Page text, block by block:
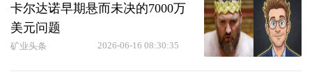
卡尔达诺早期悬而未决的7000万
美元问题
矿业头条 2026-06-16 08:30:35